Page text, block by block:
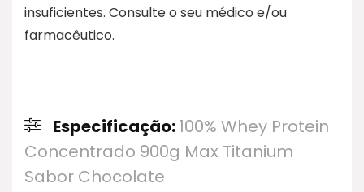
insuficientes. Consulte o seu médico e/ou
farmacêutico.
Especificação:100% Whey Protein
Concentrado 900g Max Titanium
Sabor Chocolate